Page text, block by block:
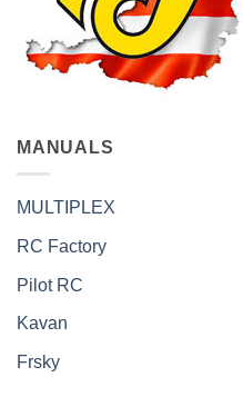
MANUALS
MULTIPLEX
RC Factory
Pilot RC
Kavan
Frsky